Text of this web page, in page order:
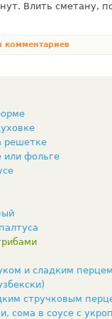
Влить сме­тану,
комментариев
решетке
или фольге
и сладким перцем
стручковым
сома в соусе с